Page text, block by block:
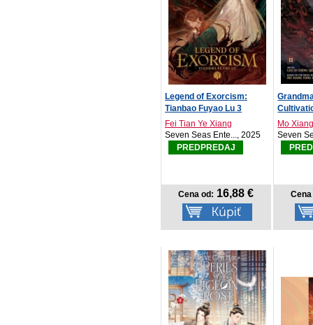
Legend of Exorcism:
Tianbao Fuyao Lu 3
Fei Tian Ye Xiang
Seven Seas Ente..., 2025
PREDPREDAJ
Cena od: 16,88 €
Mo
Seven